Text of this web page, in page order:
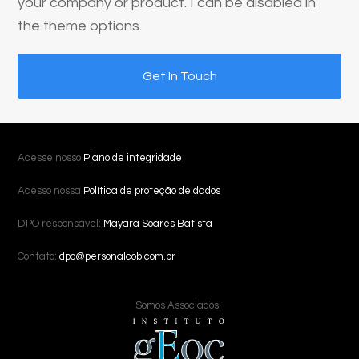
the theme options.
Get In Touch
Acesse nosso Plano de integridade
Acesso nossa Política de proteção de dados
DPO responsável: Mayara Soares Batista
Contato:dpo@personalcob.com.br
Somos Associados: